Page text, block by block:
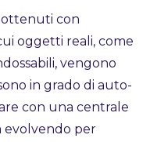
ottenuti con
oggetti reali, come
vengono
in grado di auto-
con una centrale
evolvendo per